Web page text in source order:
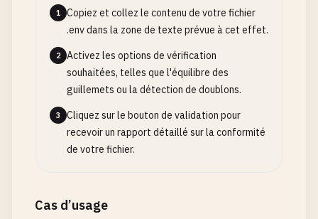
1
Copiez et collez le contenu de votre fichier
.env dans la zone de texte prévue à cet effet.
2
Activez les options de vérification
souhaitées, telles que l'équilibre des
guillemets ou la détection de doublons.
3
Cliquez sur le bouton de validation pour
recevoir un rapport détaillé sur la conformité
de votre fichier.
Cas d’usage